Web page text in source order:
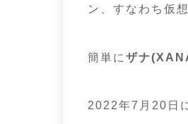
ン、すなわち仮
簡単に ザナ
2022年7月20日